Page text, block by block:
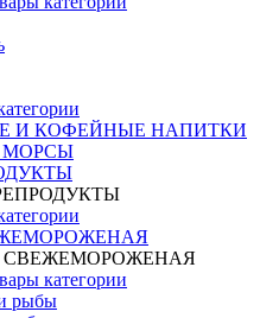
И КОФЕЙНЫЕ НАПИТКИ
МОРСЫ
СВЕЖЕМОРОЖЕНАЯ
категории
рыбы